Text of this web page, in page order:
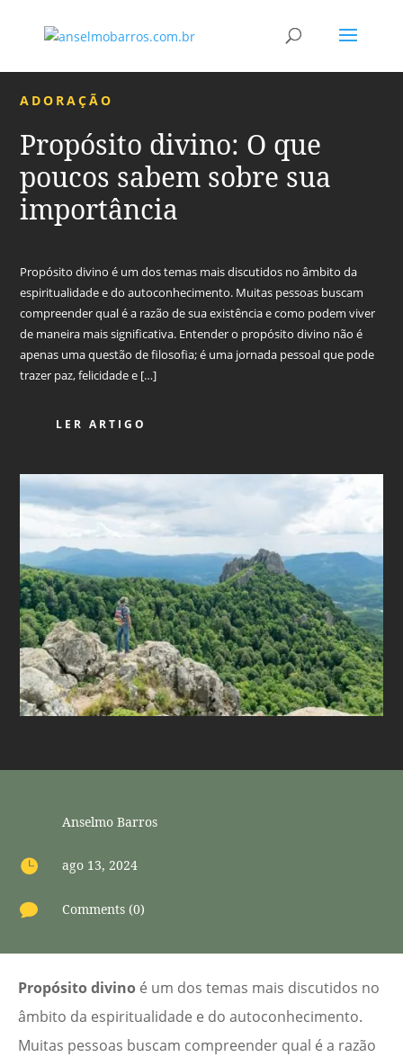
ADORAÇÃO
Propósito divino: O que
poucos sabem sobre sua
importância
Propósito divino é um dos temas mais discutidos no âmbito da
espiritualidade e do autoconhecimento. Muitas pessoas buscam
compreender qual é a razão de sua existência e como podem viver
de maneira mais significativa. Entender o propósito divino não é
apenas uma questão de filosofia; é uma jornada pessoal que pode
trazer paz, felicidade e […]
LER ARTIGO
Anselmo Barros
 ago 13, 2024
 Comments (0)
Propósito divino é um dos temas mais discutidos no
âmbito da espiritualidade e do autoconhecimento.
Muitas pessoas buscam compreender qual é a razão